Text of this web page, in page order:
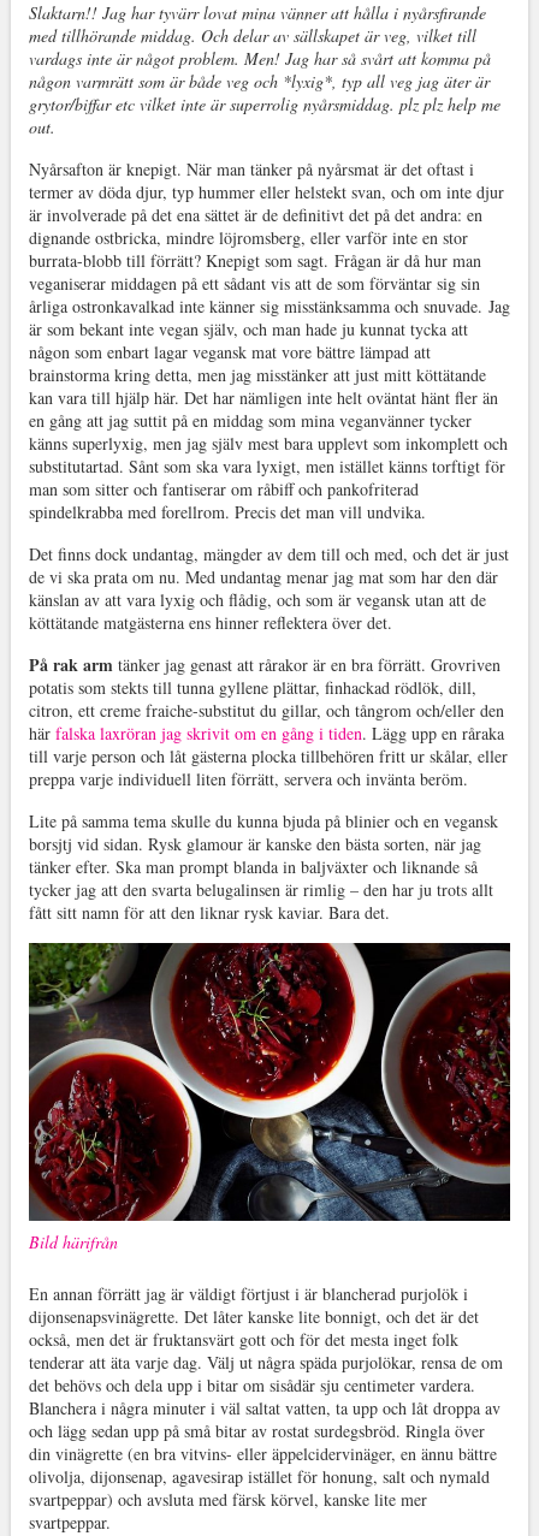
Slaktarn!! Jag har tyvärr lovat mina vänner att hålla i nyårsfirande
med tillhörande middag. Och delar av sällskapet är veg, vilket till
vardags inte är något problem. Men! Jag har så svårt att komma på
någon varmrätt som är både veg och *lyxig*, typ all veg jag äter är
grytor/biffar etc vilket inte är superrolig nyårsmiddag. plz plz help me
out.
Nyårsafton är knepigt. När man tänker på nyårsmat är det oftast i
termer av döda djur, typ hummer eller helstekt svan, och om inte djur
är involverade på det ena sättet är de definitivt det på det andra: en
dignande ostbricka, mindre löjromsberg, eller varför inte en stor
burrata-blobb till förrätt? Knepigt som sagt. Frågan är då hur man
veganiserar middagen på ett sådant vis att de som förväntar sig sin
årliga ostronkavalkad inte känner sig misstänksamma och snuvade. Jag
är som bekant inte vegan själv, och man hade ju kunnat tycka att
någon som enbart lagar vegansk mat vore bättre lämpad att
brainstorma kring detta, men jag misstänker att just mitt köttätande
kan vara till hjälp här. Det har nämligen inte helt oväntat hänt fler än
en gång att jag suttit på en middag som mina veganvänner tycker
känns superlyxig, men jag själv mest bara upplevt som inkomplett och
substitutartad. Sånt som ska vara lyxigt, men istället känns torftigt för
man som sitter och fantiserar om råbiff och pankofriterad
spindelkrabba med forellrom. Precis det man vill undvika.
Det finns dock undantag, mängder av dem till och med, och det är just
de vi ska prata om nu. Med undantag menar jag mat som har den där
känslan av att vara lyxig och flådig, och som är vegansk utan att de
köttätande matgästerna ens hinner reflektera över det.
På rak armtänker jag genast att rårakor är en bra förrätt. Grovriven
potatis som stekts till tunna gyllene plättar, finhackad rödlök, dill,
citron, ett creme fraiche-substitut du gillar, och tångrom och/eller den
här falska laxröran jag skrivit om en gång i tiden. Lägg upp en råraka
till varje person och låt gästerna plocka tillbehören fritt ur skålar, eller
preppa varje individuell liten förrätt, servera och invänta beröm.
Lite på samma tema skulle du kunna bjuda på blinier och en vegansk
borsjtj vid sidan. Rysk glamour är kanske den bästa sorten, när jag
tänker efter. Ska man prompt blanda in baljväxter och liknande så
tycker jag att den svarta belugalinsen är rimlig – den har ju trots allt
fått sitt namn för att den liknar rysk kaviar. Bara det.
Bild härifrån
En annan förrätt jag är väldigt förtjust i är blancherad purjolök i
dijonsenapsvinägrette. Det låter kanske lite bonnigt, och det är det
också, men det är fruktansvärt gott och för det mesta inget folk
tenderar att äta varje dag. Välj ut några späda purjolökar, rensa de om
det behövs och dela upp i bitar om sisådär sju centimeter vardera.
Blanchera i några minuter i väl saltat vatten, ta upp och låt droppa av
och lägg sedan upp på små bitar av rostat surdegsbröd. Ringla över
din vinägrette (en bra vitvins- eller äppelcidervinäger, en ännu bättre
olivolja, dijonsenap, agavesirap istället för honung, salt och nymald
svartpeppar) och avsluta med färsk körvel, kanske lite mer
svartpeppar.